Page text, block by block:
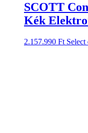
SCOTT
Kék
2.157.990 Ft Select